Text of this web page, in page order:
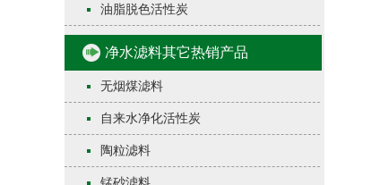
油脂脱色活性炭
净水滤料其它热销产品
无烟煤滤料
自来水净化活性炭
陶粒滤料
锰砂滤料